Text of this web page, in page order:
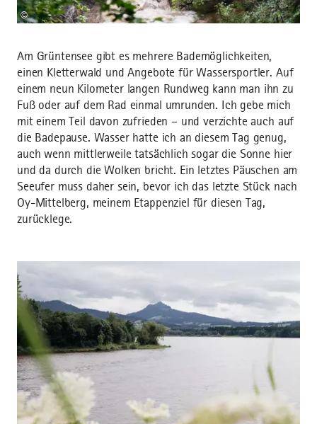
©
Am Grüntensee gibt es mehrere Bademöglichkeiten,
einen Kletterwald und Angebote für Wassersportler. Auf
einem neun Kilometer langen Rundweg kann man ihn zu
Fuß oder auf dem Rad einmal umrunden. Ich gebe mich
mit einem Teil davon zufrieden – und verzichte auch auf
die Badepause. Wasser hatte ich an diesem Tag genug,
auch wenn mittlerweile tatsächlich sogar die Sonne hier
und da durch die Wolken bricht. Ein letztes Päuschen am
Seeufer muss daher sein, bevor ich das letzte Stück nach
Oy-Mittelberg, meinem Etappenziel für diesen Tag,
zurücklege.